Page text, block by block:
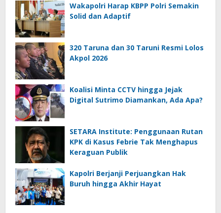
Wakapolri Harap KBPP Polri Semakin
Solid dan Adaptif
320 Taruna dan 30 Taruni Resmi Lolos
Akpol 2026
Koalisi Minta CCTV hingga Jejak
Digital Sutrimo Diamankan, Ada Apa?
SETARA Institute: Penggunaan Rutan
KPK di Kasus Febrie Tak Menghapus
Keraguan Publik
Kapolri Berjanji Perjuangkan Hak
Buruh hingga Akhir Hayat